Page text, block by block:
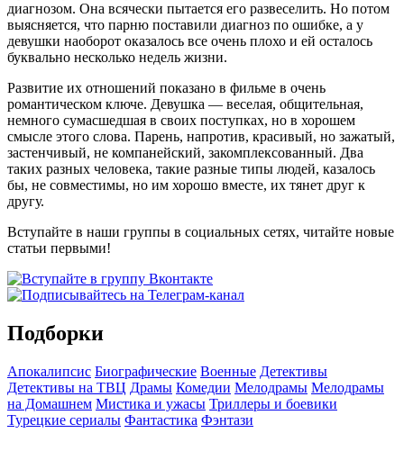
диагнозом. Она всячески пытается его развеселить. Но потом
выясняется, что парню поставили диагноз по ошибке, а у
девушки наоборот оказалось все очень плохо и ей осталось
буквально несколько недель жизни.
Развитие их отношений показано в фильме в очень
романтическом ключе. Девушка — веселая, общительная,
немного сумасшедшая в своих поступках, но в хорошем
смысле этого слова. Парень, напротив, красивый, но зажатый,
застенчивый, не компанейский, закомплексованный. Два
таких разных человека, такие разные типы людей, казалось
бы, не совместимы, но им хорошо вместе, их тянет друг к
другу.
Вступайте в наши группы в социальных сетях, читайте новые
статьи первыми!
Подборки
Апокалипсис Биографические Военные Детективы
Детективы на ТВЦ Драмы Комедии Мелодрамы Мелодрамы
на Домашнем Мистика и ужасы Триллеры и боевики
Турецкие сериалы Фантастика Фэнтази